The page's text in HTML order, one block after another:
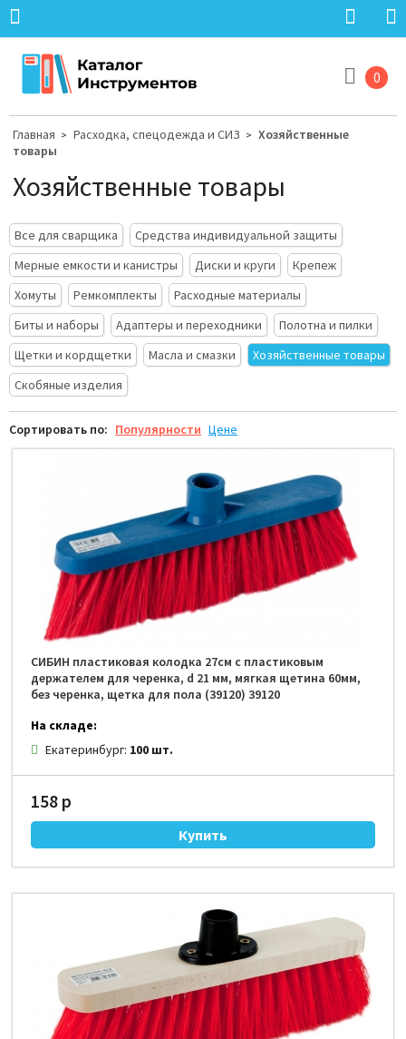
0
Главная > Расходка, спецодежда и СИЗ > Хозяйственные
товары
Хозяйственные товары
Все для сварщика
Средства индивидуальной защиты
Мерные емкости и канистры
Диски и круги
Крепеж
Хомуты
Ремкомплекты
Расходные материалы
Биты и наборы
Адаптеры и переходники
Полотна и пилки
Щетки и кордщетки
Масла и смазки
Хозяйственные товары
Скобяные изделия
Сортировать по: Популярности Цене
СИБИН пластиковая колодка 27см с пластиковым
держателем для черенка, d 21 мм, мягкая щетина 60мм,
без черенка, щетка для пола (39120) 39120
На складе:
Екатеринбург: 100 шт.
158 р